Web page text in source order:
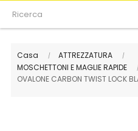
Casa
ATTREZZATURA
MOSCHETTONI E MAGLIE RAPIDE
OVALONE CARBON TWIST LOCK